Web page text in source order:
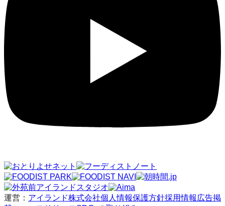
運営： アイランド株式会社個人情報保護方針採用情報 広告掲